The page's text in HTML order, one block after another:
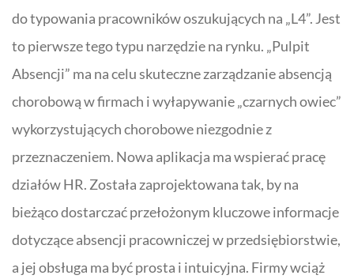
do typowania pracowników oszukujących na „L4”. Jest
to pierwsze tego typu narzędzie na rynku. „Pulpit
Absencji” ma na celu skuteczne zarządzanie absencją
chorobową w firmach i wyłapywanie „czarnych owiec”
wykorzystujących chorobowe niezgodnie z
przeznaczeniem. Nowa aplikacja ma wspierać pracę
działów HR. Została zaprojektowana tak, by na
bieżąco dostarczać przełożonym kluczowe informacje
dotyczące absencji pracowniczej w przedsiębiorstwie,
a jej obsługa ma być prosta i intuicyjna. Firmy wciąż